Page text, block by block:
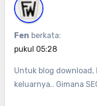
Fen berkata:
pukul 05:28
Untuk blog download,
keluarnya.. Gimana